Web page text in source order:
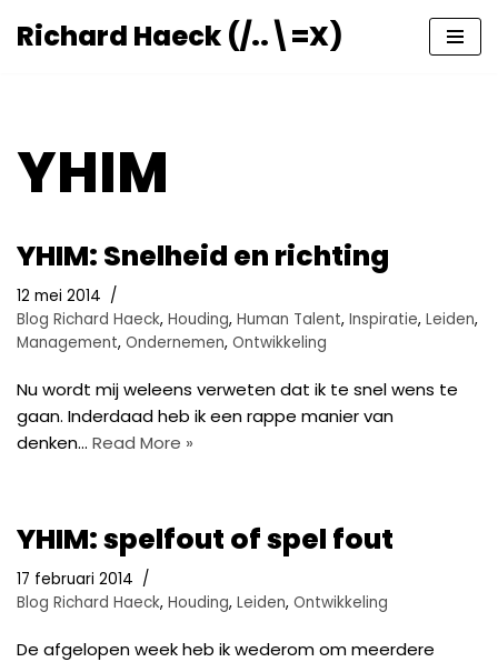
Richard Haeck (/..\=X)
YHIM
YHIM: Snelheid en richting
12 mei 2014
Blog Richard Haeck, Houding, Human Talent, Inspiratie, Leiden,
Management, Ondernemen, Ontwikkeling
Nu wordt mij weleens verweten dat ik te snel wens te
gaan. Inderdaad heb ik een rappe manier van
denken… Read More »
YHIM: spelfout of spel fout
17 februari 2014
Blog Richard Haeck, Houding, Leiden, Ontwikkeling
De afgelopen week heb ik wederom om meerdere